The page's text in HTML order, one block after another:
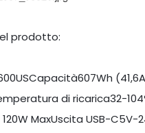
prodotto:
di ricarica32-
MaxUscita USB-C5V-